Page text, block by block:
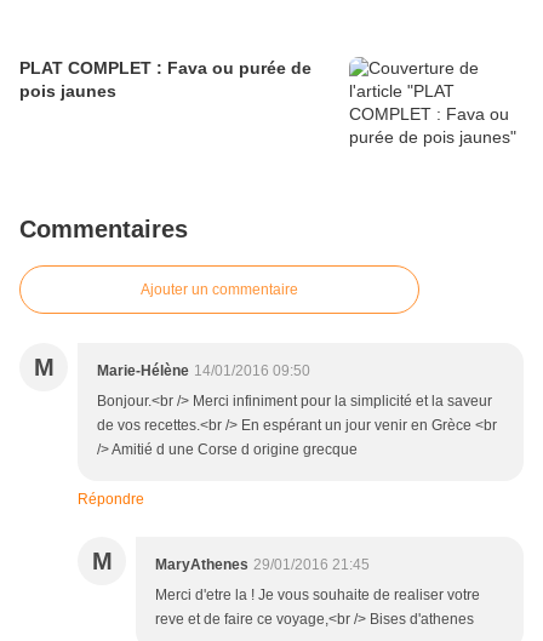
PLAT COMPLET : Fava ou purée de
pois jaunes
Commentaires
Ajouter un commentaire
M Marie-Hélène 14/01/2016 09:50
Bonjour.<br /> Merci infiniment pour la simplicité et la saveur
de vos recettes.<br /> En espérant un jour venir en Grèce <br
/> Amitié d une Corse d origine grecque
Répondre
M MaryAthenes 29/01/2016 21:45
Merci d'etre la ! Je vous souhaite de realiser votre
reve et de faire ce voyage,<br /> Bises d'athenes